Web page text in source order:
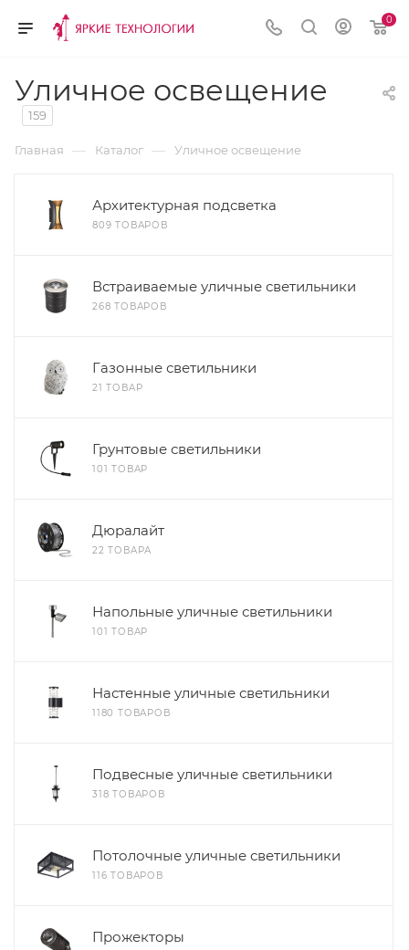
0
Уличное освещение
159
Главная — Каталог — Уличное освещение
Архитектурная подсветка
809 ТОВАРОВ
Встраиваемые уличные светильники
268 ТОВАРОВ
Газонные светильники
21 ТОВАР
Грунтовые светильники
101 ТОВАР
Дюралайт
22 ТОВАРА
Напольные уличные светильники
101 ТОВАР
Настенные уличные светильники
1180 ТОВАРОВ
Подвесные уличные светильники
318 ТОВАРОВ
Потолочные уличные светильники
116 ТОВАРОВ
Прожекторы